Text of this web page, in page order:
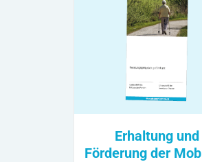
Erhaltung und
Förderung der